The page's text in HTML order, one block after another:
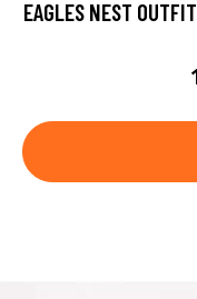
EAGLES NEST